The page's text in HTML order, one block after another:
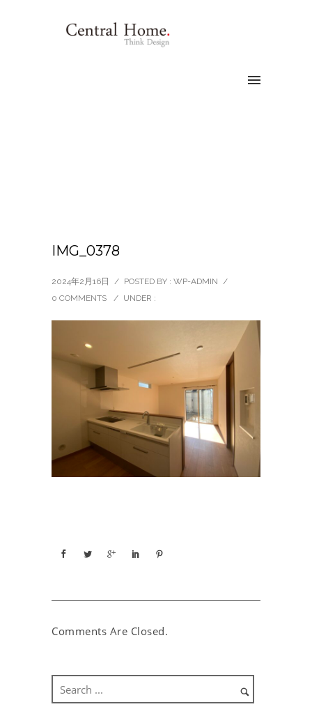
IMG_0378
2024年2月16日 / POSTED BY : WP-ADMIN /
0 COMMENTS
/ UNDER :
Comments Are Closed.